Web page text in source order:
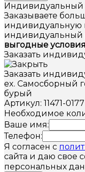
Индивидуальный
Заказываете
индивидуальную
индивидуальный
выгодные условия
Заказать
Заказать
ex. Самосборный
бурый
Артикул: 11471-0177
Необходимое
Ваше имя:
Телефон:
Я согласен с
сайта и даю свое
персональных